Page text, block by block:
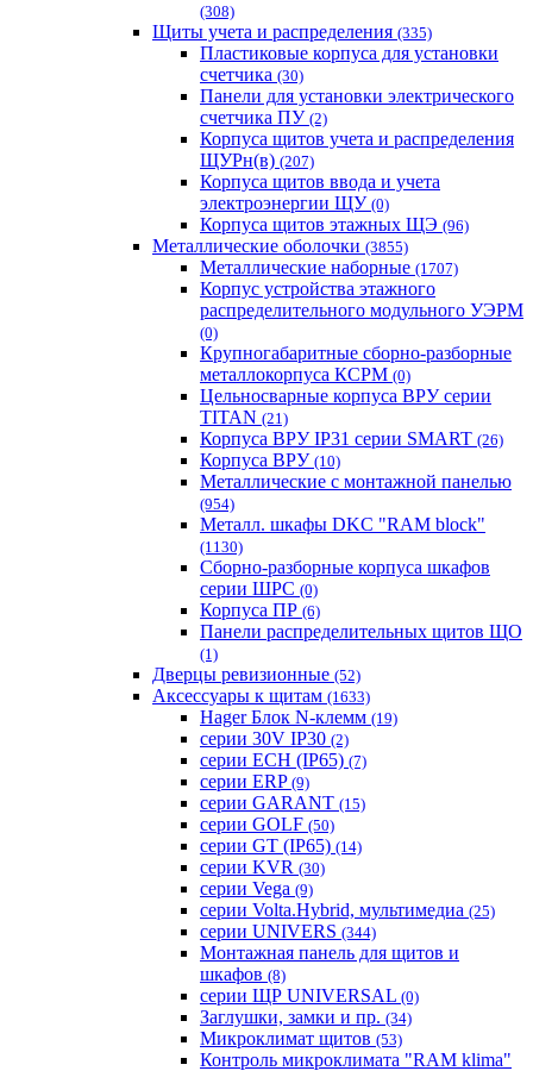
(308)
Щиты учета и распределения (335)
Пластиковые корпуса для установки
счетчика (30)
Панели для установки электрического
счетчика ПУ (2)
Корпуса щитов учета и распределения
ЩУРн(в) (207)
Корпуса щитов ввода и учета
электроэнергии ЩУ (0)
Корпуса щитов этажных ЩЭ (96)
Металлические оболочки (3855)
Металлические наборные (1707)
Корпус устройства этажного
распределительного модульного УЭРМ
(0)
Крупногабаритные сборно-разборные
металлокорпуса КСРМ (0)
Цельносварные корпуса ВРУ серии
TITAN (21)
Корпуса ВРУ IP31 серии SMART (26)
Корпуса ВРУ (10)
Металлические с монтажной панелью
(954)
Металл. шкафы DKC "RAM block"
(1130)
Сборно-разборные корпуса шкафов
серии ШРС (0)
Корпуса ПР (6)
Панели распределительных щитов ЩО
(1)
Дверцы ревизионные (52)
Аксессуары к щитам (1633)
Hager Блок N-клемм (19)
серии 30V IP30 (2)
серии ECH (IP65) (7)
серии ERP (9)
серии GARANT (15)
серии GOLF (50)
серии GT (IP65) (14)
серии KVR (30)
серии Vega (9)
серии Volta.Hybrid, мультимедиа (25)
серии UNIVERS (344)
Монтажная панель для щитов и
шкафов (8)
серии ЩР UNIVERSAL (0)
Заглушки, замки и пр. (34)
Микроклимат щитов (53)
Контроль микроклимата "RAM klima"